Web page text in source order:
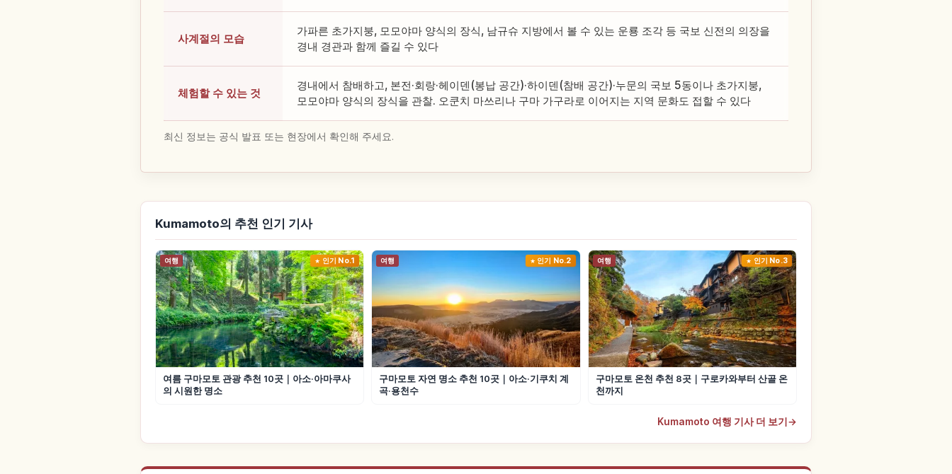
사계절의 모습
가파른 초가지붕, 모모야마 양식의 장식, 남규슈 지방에서 볼 수 있는 운룡 조각 등 국보 신전의 의장을
경내 경관과 함께 즐길 수 있다
체험할 수 있는 것
경내에서 참배하고, 본전·회랑·헤이덴(봉납 공간)·하이덴(참배 공간)·누문의 국보 5동이나 초가지붕,
모모야마 양식의 장식을 관찰. 오쿤치 마쓰리나 구마 가구라로 이어지는 지역 문화도 접할 수 있다
최신 정보는 공식 발표 또는 현장에서 확인해 주세요.
Kumamoto의 추천 인기 기사
여행 인기 No.1
여름 구마모토 관광 추천 10곳｜아소·아마쿠사
의 시원한 명소
여행 인기 No.2
구마모토 자연 명소 추천 10곳｜아소·기쿠치 계
곡·용천수
여행 인기 No.3
구마모토 온천 추천 8곳｜구로카와부터 산골 온
천까지
Kumamoto 여행 기사 더 보기 →